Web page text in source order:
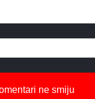
ne smiju